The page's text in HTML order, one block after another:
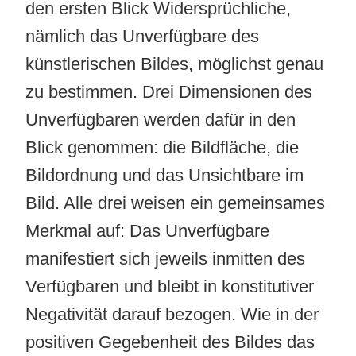
den ersten Blick Widersprüchliche,
nämlich das Unverfügbare des
künstlerischen Bildes, möglichst genau
zu bestimmen. Drei Dimensionen des
Unverfügbaren werden dafür in den
Blick genommen: die Bildfläche, die
Bildordnung und das Unsichtbare im
Bild. Alle drei weisen ein gemeinsames
Merkmal auf: Das Unverfügbare
manifestiert sich jeweils inmitten des
Verfügbaren und bleibt in konstitutiver
Negativität darauf bezogen. Wie in der
positiven Gegebenheit des Bildes das